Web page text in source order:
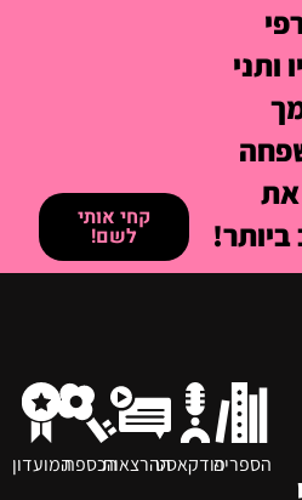
ותני
ביותר!
קחי אותי
לשם!
הספריהפודקאסטההרצאותהכספתהמועדון